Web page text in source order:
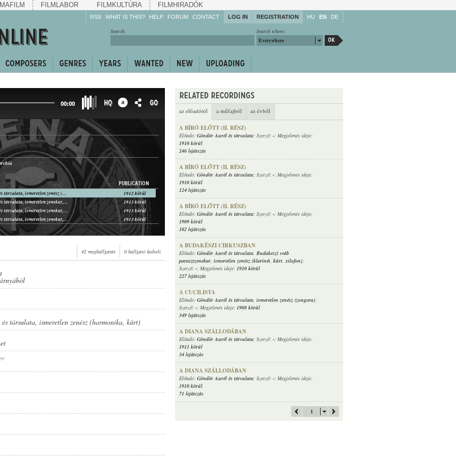
MAFILM FILMLABOR FILMKULTÚRA FILMHIRADÓK
RSS WHAT IS THIS? HELP
Enrich!
Share!
FORUM CONTACT LOG IN REGISTRATION HU EN DE
Search where:
Everywhere
Search:
az előadótól a műfajból az évből
A BÍRÓ ELŐTT (II. RÉSZ)
Előadó: Göndör Aurél és társulata; Szerző: -; Megjelenés ideje:
1910 körül
246 lejátszás
A BÍRÓ ELŐTT (II. RÉSZ)
Előadó: Göndör Aurél és társulata; Szerző: -; Megjelenés ideje:
1910 körül
124 lejátszás
A BÍRÓ ELŐTT (II. RÉSZ)
Előadó: Göndör Aurél és társulata; Szerző: -; Megjelenés ideje:
1909 körül
102 lejátszás
A BUDAKÉSZI CIRKUSZBAN
Előadó: Göndör Aurél és társulata, Budakeszi sváb
parasztzenekar, ismeretlen zenész (klarinét, kürt,xilofon);
Szerző: -; Megjelenés ideje: 1910 körül
227 lejátszás
A CUCILISTA
Előadó: Göndör Aurél és társulata, ismeretlen zenész (zongora);
Szerző: -; Megjelenés ideje: 1908 körül
349 lejátszás
A DIANA SZÁLLODÁBAN
Előadó: Göndör Aurél és társulata; Szerző: -; Megjelenés ideje:
1911 körül
34 lejátszás
A DIANA SZÁLLODÁBAN
Előadó: Göndör Aurél és társulata; Szerző: -; Megjelenés ideje:
1910 körül
71 lejátszás
1
00:00 HQ GO
PUBLICATION
Göndör Aurél és társulata, ismeretlen zenész (harmonika, kürt)
1912 körül
Göndör Aurél és társulata, ismeretlen zenekar, ismeretlen zenész (harmonika)
1913 körül
Göndör Aurél és társulata, ismeretlen zenekar, ismeretlen zenész (harmonika)
1913 körül
Göndör Aurél és társulata, ismeretlen zenekar, ismeretlen zenész (harmonika) 1913 körül
42 meghallgatás 0 hallgató kedveli
társulata, ismeretlen zenész (harmonika, kürt)